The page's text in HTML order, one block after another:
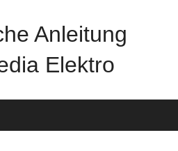
Anleitung
Elektro